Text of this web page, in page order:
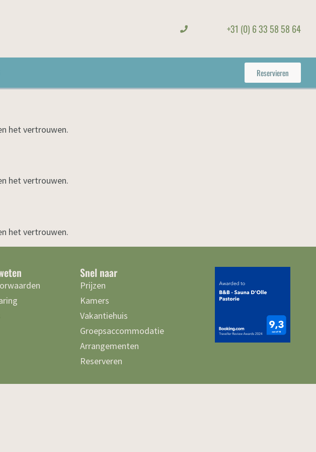
+31 (0) 6 33 58 58 64
Reservieren
het vertrouwen.
het vertrouwen.
het vertrouwen.
Snel naar
Prijzen
Kamers
Vakantiehuis
Groepsaccommodatie
Arrangementen
Reserveren